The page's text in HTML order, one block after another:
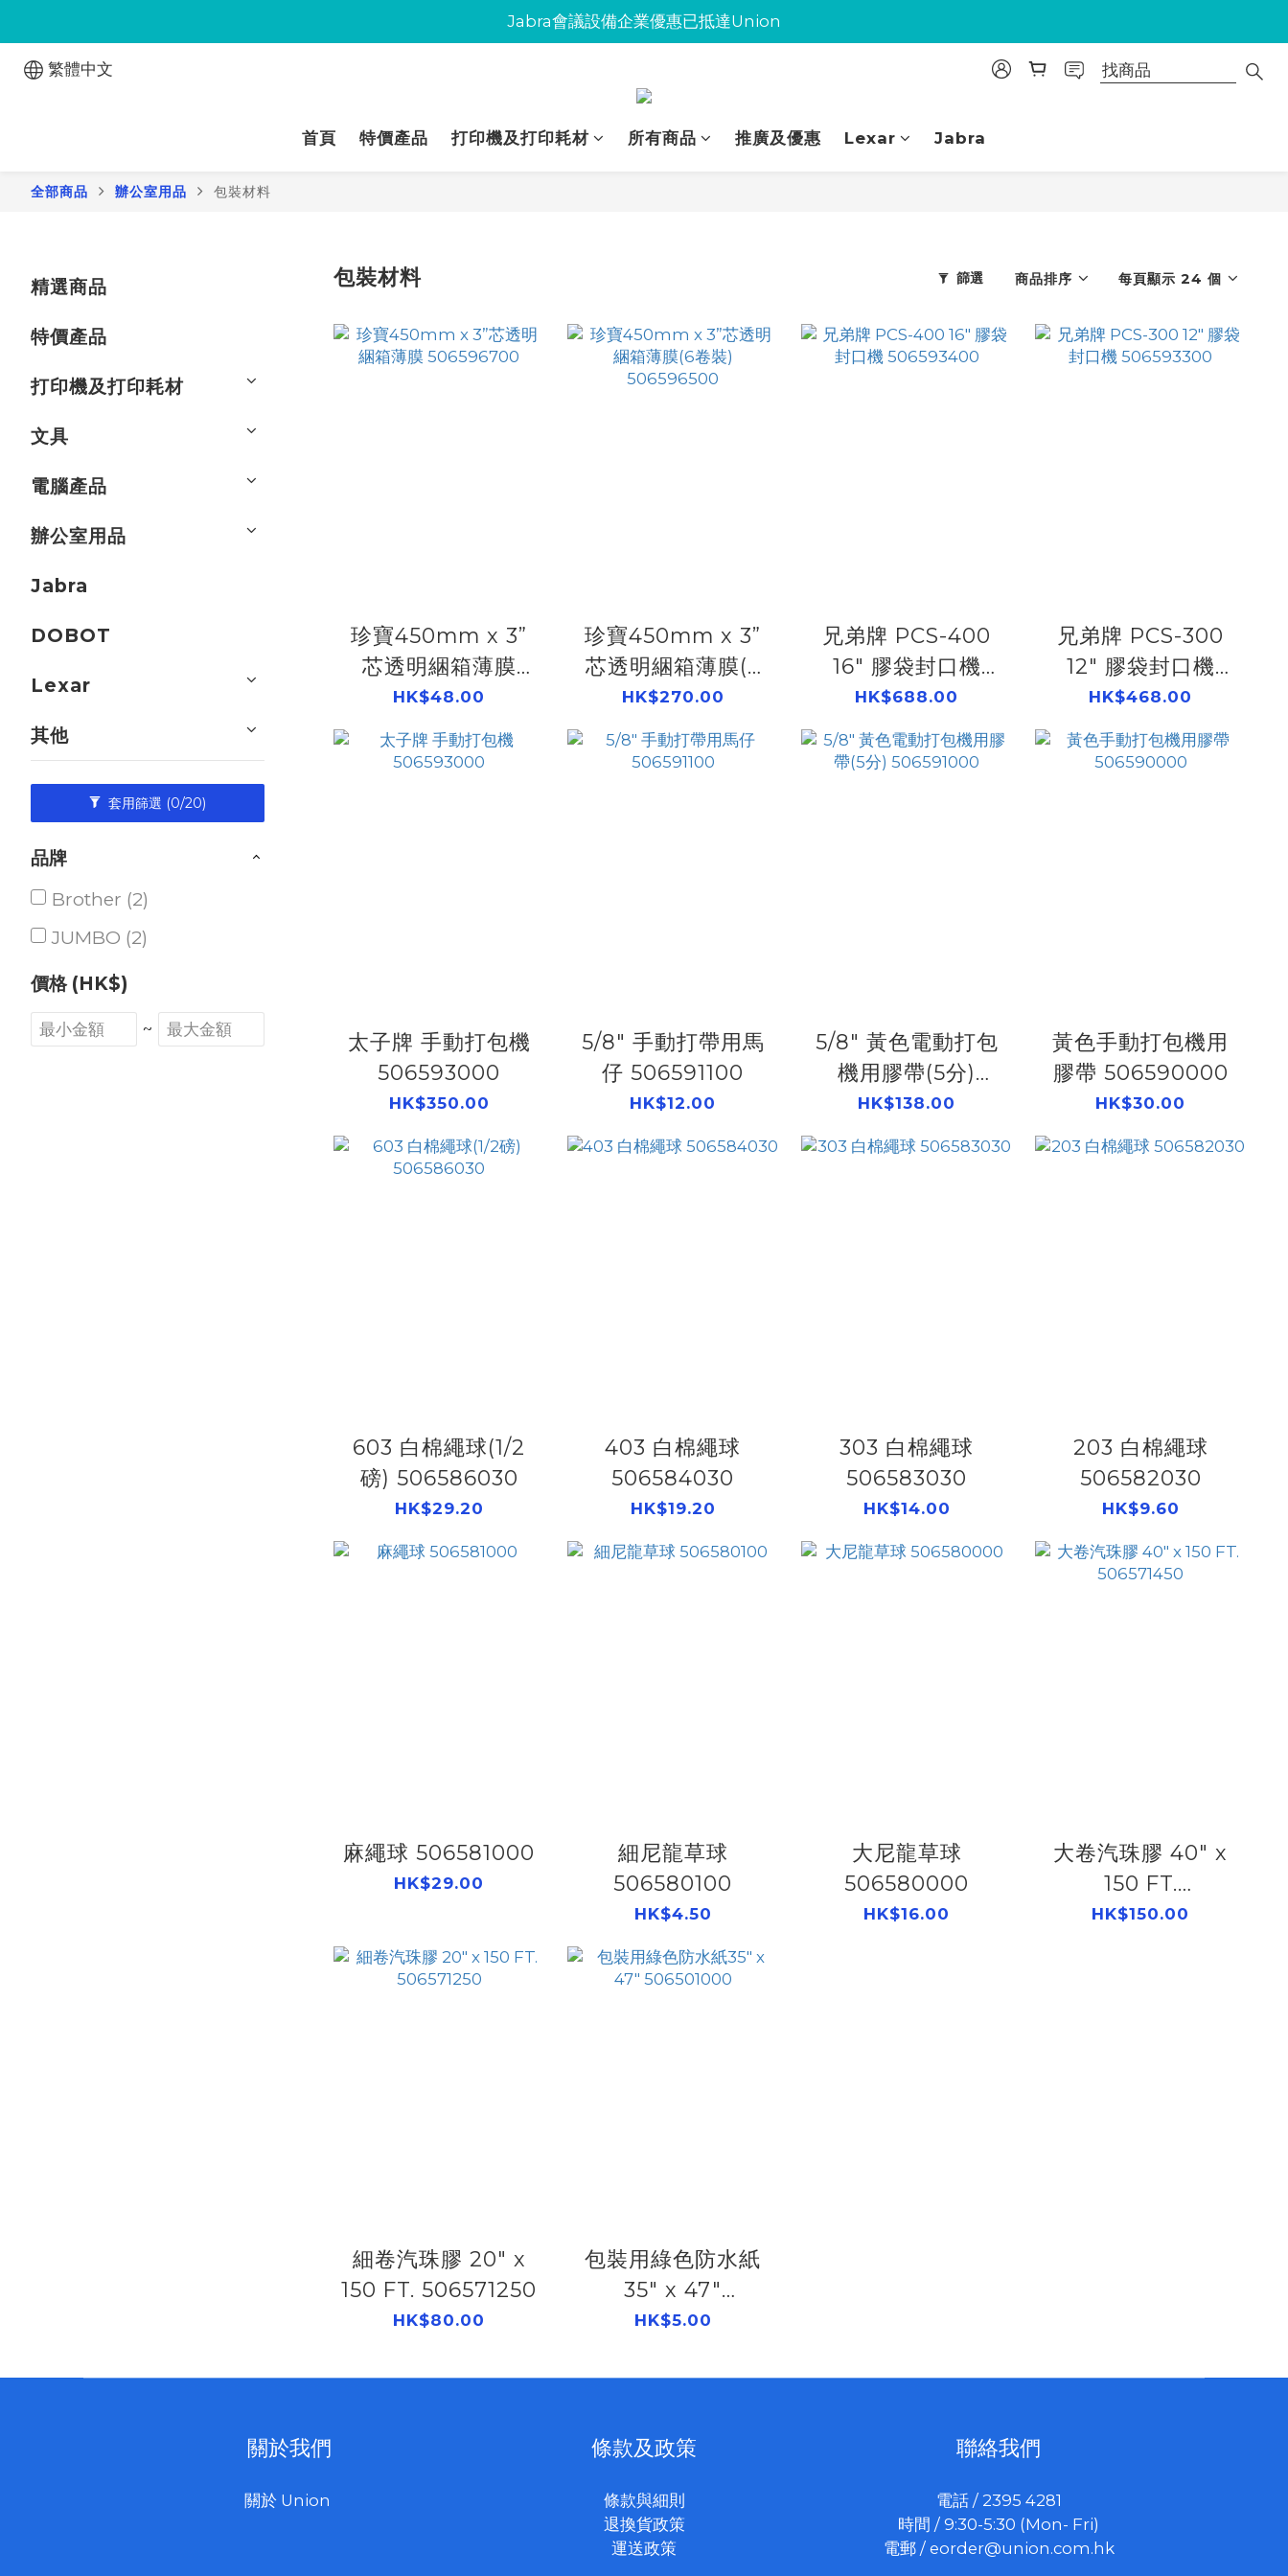
Jabra會議設備企業優惠已抵達Union
Jabra會議設備企業優惠已抵達Union
Jabra會議設備企業優惠已抵達Union
繁體中文
首頁 特價產品 打印機及打印耗材 所有商品 推廣及優惠 Lexar Jabra
全部商品 辦公室用品 包裝材料
精選商品
特價產品
打印機及打印耗材
文具
電腦產品
辦公室用品
Jabra
DOBOT
Lexar
其他
套用篩選 (0/20)
品牌
Brother (2)
JUMBO (2)
價格 (HK$)
~
包裝材料 篩選 商品排序 每頁顯示 24 個
珍寶450mm x 3”
芯透明綑箱薄膜
506596700
HK$48.00
珍寶450mm x 3”
芯透明綑箱薄膜(6
卷裝) 506596500
HK$270.00
兄弟牌 PCS-400
16" 膠袋封口機
506593400
HK$688.00
兄弟牌 PCS-300
12" 膠袋封口機
506593300
HK$468.00
太子牌 手動打包機
506593000
HK$350.00
5/8" 手動打帶用馬
仔 506591100
HK$12.00
5/8" 黃色電動打包
機用膠帶(5分)
506591000
HK$138.00
黃色手動打包機用
膠帶 506590000
HK$30.00
603 白棉繩球(1/2
磅) 506586030
HK$29.20
403 白棉繩球
506584030
HK$19.20
303 白棉繩球
506583030
HK$14.00
203 白棉繩球
506582030
HK$9.60
麻繩球 506581000
HK$29.00
細尼龍草球
506580100
HK$4.50
大尼龍草球
506580000
HK$16.00
大卷汽珠膠 40" x
150 FT.
506571450
HK$150.00
細卷汽珠膠 20" x
150 FT. 506571250
HK$80.00
包裝用綠色防水紙
35" x 47"
506501000
HK$5.00
關於我們
關於 Union
條款及政策
條款與細則
退換貨政策
運送政策
聯絡我們
電話 / 2395 4281
時間 / 9:30-5:30 (Mon- Fri)
電郵 / eorder@union.com.hk